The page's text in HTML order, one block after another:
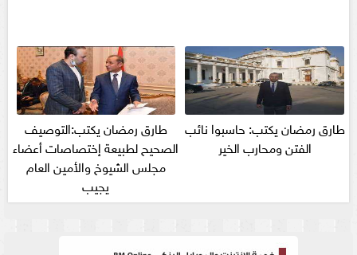
طارق رمضان يكتب: حاسبوا نائب
الفتن ومحارب الخير
طارق رمضان يكتب:التوصيف
الصحيح لطبيعة إختصاصات أعضاء
مجلس الشيوخ والأمين العام
يجيب